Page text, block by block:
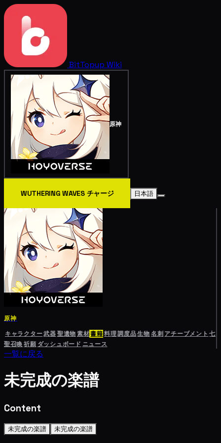
BitTopup Wiki
原神
WUTHERING WAVES チャージ 日本語
原神
キャラクター武器聖遺物素材書籍料理調度品生物名刺 アチーブメント 七
聖召喚祈願 ダッシュボード ニュース
一覧に戻る
未完成の楽譜
Content
未完成の楽譜 未完成の楽譜